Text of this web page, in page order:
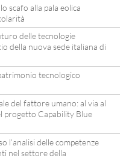
scafo alla pala eolica
delle tecnologie
della nuova sede italiana di
tecnologico
del fattore umano: al via al
progetto Capability Blue
l’analisi delle competenze
nel settore della